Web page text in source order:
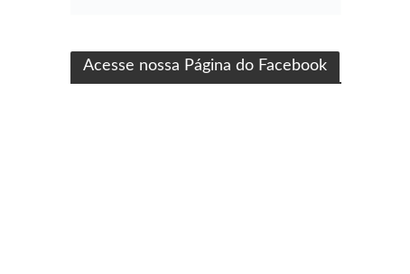
Acesse nossa Página do Facebook